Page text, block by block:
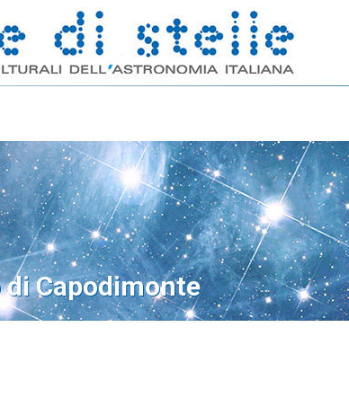
Capodimonte